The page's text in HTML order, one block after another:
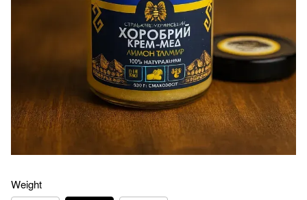
Weight